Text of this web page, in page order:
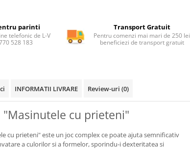
parinti
telefonic de L-V
528 183
Transport Gratuit
Pentru comenzi mai mari de 250 lei
beneficiezi de transport gratuit
INFORMATII LIVRARE Review-uri (0)
"Masinutele cu prieteni"
cu prieteni" este un joc complex ce poate ajuta semnificativ
a culorilor si a formelor, sporindu-i dexteritatea si